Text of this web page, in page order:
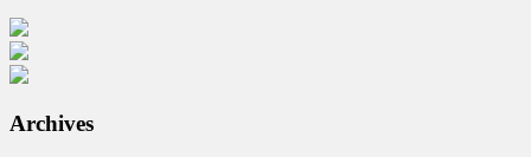
Archives